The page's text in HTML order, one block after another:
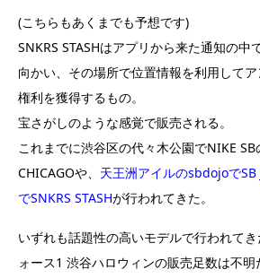
(こちらもあくまでも予想です)
SNKRS STASHはアプリから来た通知の中
向かい、その場所で位置情報を利用して
権利を獲得するもの。
宝さがしのような感覚で販売される。
これまでに渋谷区の代々木公園でNIKE SB
CHICAGOや、 天王洲アイルのsbdojoでSB
でSNKRS STASHが行われてきた。
いずれも話題性の高いモデルで行われて
ォース1 渋谷ハロウィンの販売足数は不